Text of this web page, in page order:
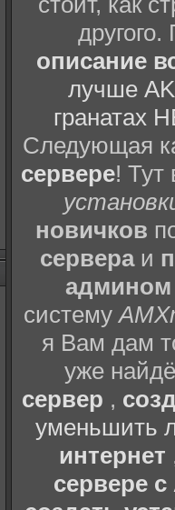
описание
лучше
гранатах
Следующая
сервере! Тут
новичков
сервераи
админом
систему
я Вам дам
уже
сервер ,
уменьшить
интернет
сервере